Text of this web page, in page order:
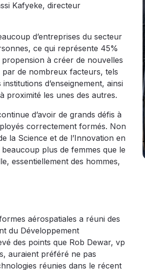
Kafyeke, directeur
d’entreprises du secteur
ce qui représente 45%
propension à créer de nouvelles
par de nombreux facteurs, tels
d’enseignement, ainsi
proximité les unes des autres.
d’avoir de grands défis à
correctement formés. Non
la Science et de l’Innovation en
plus de femmes que le
essentiellement des hommes,
aérospatiales a réuni des
du Développement
des points que Rob Dewar, vp
auraient préféré ne pas
réunies dans le récent